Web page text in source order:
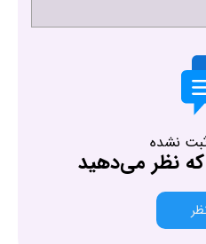
نشده
که نظر می‌دهید